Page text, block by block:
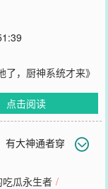
，厨神系统才来》
点击阅读
有大神通者穿
瓜永生者 /